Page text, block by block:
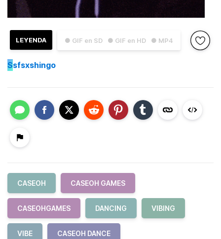
● GIF en SD ● GIF en HD ● MP4
LEYENDA
Ssfsxshingo
CASEOH CASEOH GAMES
CASEOHGAMES DANCING VIBING
VIBE CASEOH DANCE